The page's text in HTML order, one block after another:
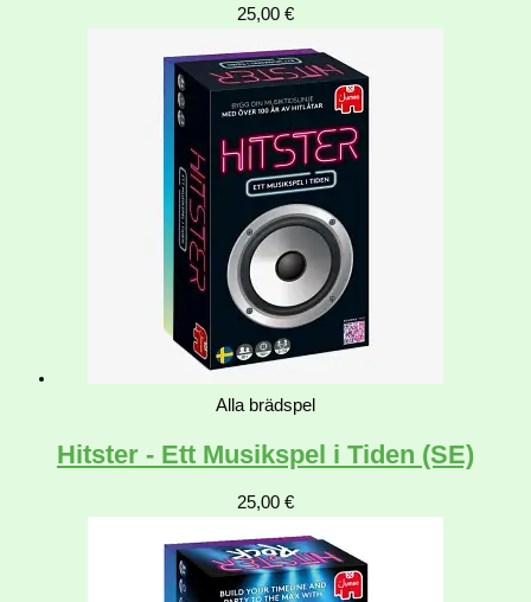
25,00 €
Alla brädspel
Hitster - Ett Musikspel i Tiden (SE)
25,00 €